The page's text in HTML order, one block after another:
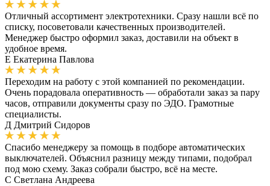
Отличный ассортимент электротехники. Сразу нашли всё по
списку, посоветовали качественных производителей.
Менеджер быстро оформил заказ, доставили на объект в
удобное время.
Е Екатерина Павлова
Переходим на работу с этой компанией по рекомендации.
Очень порадовала оперативность — обработали заказ за пару
часов, отправили документы сразу по ЭДО. Грамотные
специалисты.
Д Дмитрий Сидоров
Спасибо менеджеру за помощь в подборе автоматических
выключателей. Объяснил разницу между типами, подобрал
под мою схему. Заказ собрали быстро, всё на месте.
С Светлана Андреева